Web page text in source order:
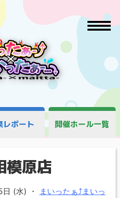
レポート 開催ホール一覧
模原店
(水) ・
まいったぁ⤴まいっ